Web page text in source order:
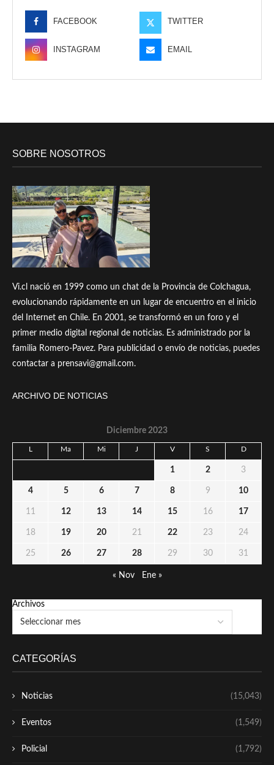
FACEBOOK TWITTER
INSTAGRAM EMAIL
SOBRE NOSOTROS
Vi.cl nació en 1999 como un chat de la Provincia de Colchagua,
evolucionando rápidamente en un lugar de encuentro en el inicio
del Internet en Chile. En 2001, se transformó en un foro y el
primer medio digital regional de noticias. Es administrado por la
familia Romero-Pavez. Para publicidad o envío de noticias, puedes
contactar a prensavi@gmail.com.
ARCHIVO DE NOTICIAS
Diciembre 2023
L Ma Mi J V S D
1 2 3
4 5 6 7 8 9 10
11 12 13 14 15 16 17
18 19 20 21 22 23 24
25 26 27 28 29 30 31
« Nov Ene »
Archivos
CATEGORÍAS
Noticias (15,043)
Eventos (1,549)
Policial (1,792)